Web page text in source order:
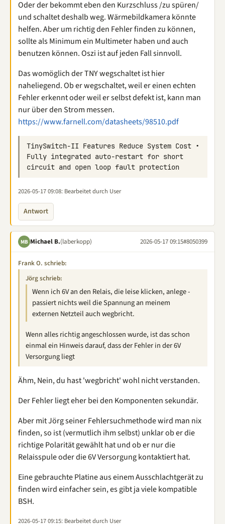
Oder der bekommt eben den Kurzschluss /zu spüren/
und schaltet deshalb weg. Wärmebildkamera könnte
helfen. Aber um richtig den Fehler finden zu können,
sollte als Minimum ein Multimeter haben und auch
benutzen können. Oszi ist auf jeden Fall sinnvoll.
Das womöglich der TNY wegschaltet ist hier
naheliegend. Ob er wegschaltet, weil er einen echten
Fehler erkennt oder weil er selbst defekt ist, kann man
nur über den Strom messen.
https://www.farnell.com/datasheets/98510.pdf
TinySwitch-II Features Reduce System Cost •
Fully integrated auto-restart for short
2026-05-17 09:08: Bearbeitet durch User
Antwort
MB Michael B.(laberkopp) 2026-05-17 09:15#8050399
Frank O. schrieb:
Jörg schrieb:
Wenn ich 6V an den Relais, die leise klicken, anlege -
passiert nichts weil die Spannung an meinem
externen Netzteil auch wegbricht.
Wenn alles richtig angeschlossen wurde, ist das schon
einmal ein Hinweis darauf, dass der Fehler in der 6V
Versorgung liegt
Ähm, Nein, du hast 'wegbricht' wohl nicht verstanden.
Der Fehler liegt eher bei den Komponenten sekundär.
Aber mit Jörg seiner Fehlersuchmethode wird man nix
finden, so ist (vermutlich ihm selbst) unklar ob er die
richtige Polarität gewählt hat und ob er nur die
Relaisspule oder die 6V Versorgung kontaktiert hat.
Eine gebrauchte Platine aus einem Ausschlachtgerät zu
finden wird einfacher sein, es gibt ja viele kompatible
BSH.
2026-05-17 09:15: Bearbeitet durch User